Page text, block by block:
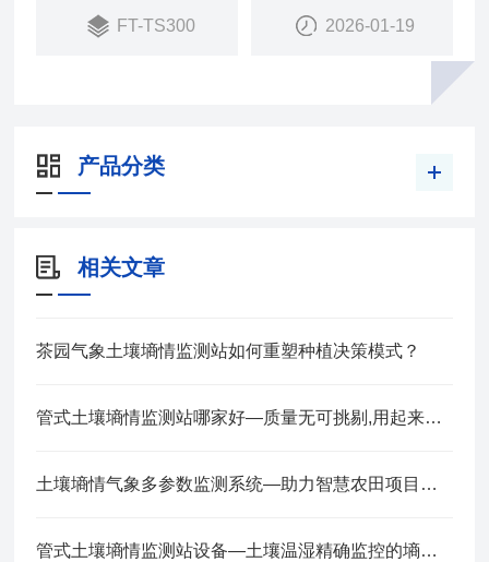
FT-TS300 2026-01-19
产品分类
相关文章
茶园气象土壤墒情监测站如何重塑种植决策模式？
管式土壤墒情监测站哪家好—质量无可挑剔,用起来非常放心2024全+境+派+送
土壤墒情气象多参数监测系统—助力智慧农田项目发展2024全+境+派+送
管式土壤墒情监测站设备—土壤温湿精确监控的墒情监测仪2024全+境+派+送